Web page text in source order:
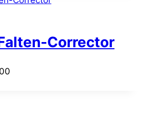
Corrector